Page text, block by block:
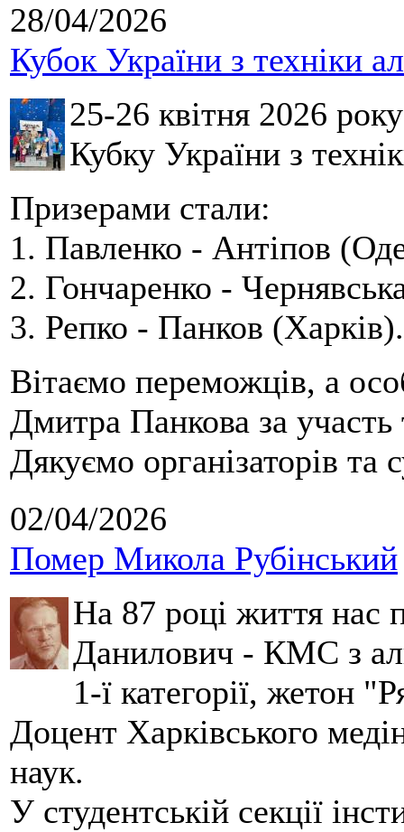
28/04/2026
Кубок України з техніки
25-26 квітня 2026
Кубку України з
Призерами стали:
1. Павленко - Антіпов
2. Гончаренко -
3. Репко - Панков (Харків).
Вітаємо переможців, а
Дмитра Панкова за
Дякуємо організаторів та
02/04/2026
Помер Микола Рубінський
На 87 році життя нас
Данилович - КМС з
1-ї категорії, жетон
Доцент Харківського
наук.
У студентській секції